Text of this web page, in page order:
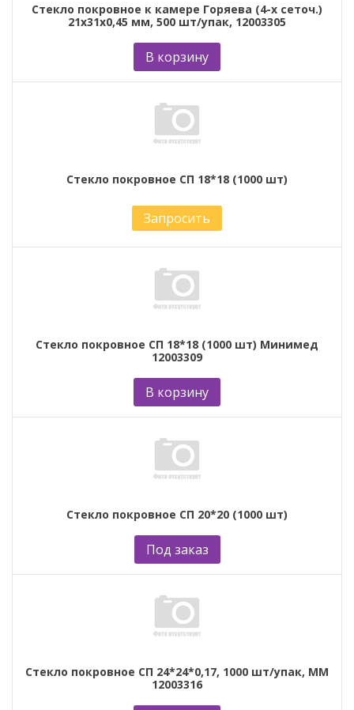
Стекло покровное к камере Горяева (4-х сеточ.)
21х31х0,45 мм, 500 шт/упак, 12003305
В корзину
Стекло покровное СП 18*18 (1000 шт)
Запросить
Стекло покровное СП 18*18 (1000 шт) Минимед
12003309
В корзину
Стекло покровное СП 20*20 (1000 шт)
Под заказ
Стекло покровное СП 24*24*0,17, 1000 шт/упак, ММ
12003316